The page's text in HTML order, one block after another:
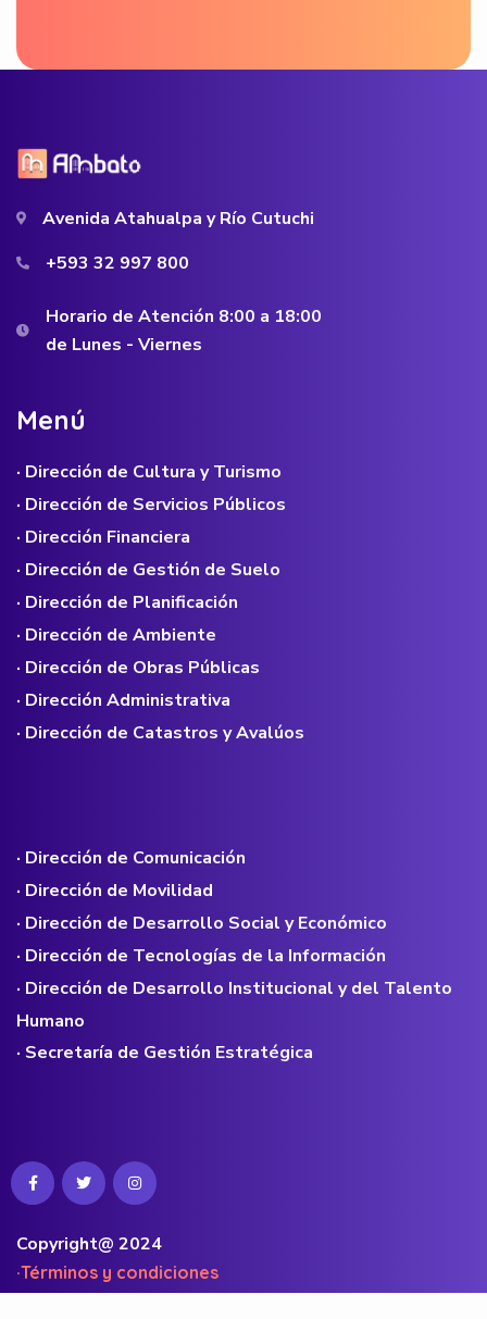
Avenida Atahualpa y Río Cutuchi
+593 32 997 800
Horario de Atención 8:00 a 18:00
de Lunes - Viernes
Menú
· Dirección de Cultura y Turismo
· Dirección de Servicios Públicos
· Dirección Financiera
· Dirección de Gestión de Suelo
· Dirección de Planificación
· Dirección de Ambiente
· Dirección de Obras Públicas
· Dirección Administrativa
· Dirección de Catastros y Avalúos
· Dirección de Comunicación
· Dirección de Movilidad
· Dirección de Desarrollo Social y Económico
· Dirección de Tecnologías de la Información
· Dirección de Desarrollo Institucional y del Talento
Humano
· Secretaría de Gestión Estratégica
Copyright@ 2024
·Términos y condiciones